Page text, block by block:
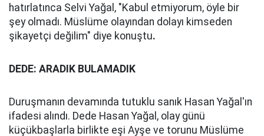
hatırlatınca Selvi Yağal, "Kabul etmiyorum, öyle bir
şey olmadı. Müslüme olayından dolayı kimseden
şikayetçi değilim" diye konuştu.
DEDE: ARADIK BULAMADIK
Duruşmanın devamında tutuklu sanık Hasan Yağal'ın
ifadesi alındı. Dede Hasan Yağal, olay günü
küçükbaşlarla birlikte eşi Ayşe ve torunu Müslüme